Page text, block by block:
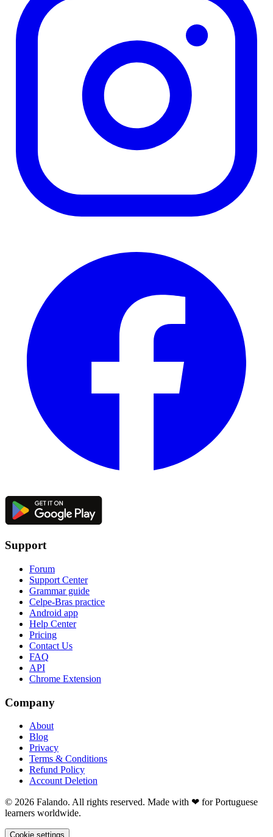
Support
Forum
Support Center
Grammar guide
Celpe-Bras practice
Android app
Help Center
Pricing
Contact Us
FAQ
API
Chrome Extension
Company
About
Blog
Privacy
Terms & Conditions
Refund Policy
Account Deletion
© 2026 Falando. All rights reserved. Made with ❤ for Portuguese
learners worldwide.
Cookie settings